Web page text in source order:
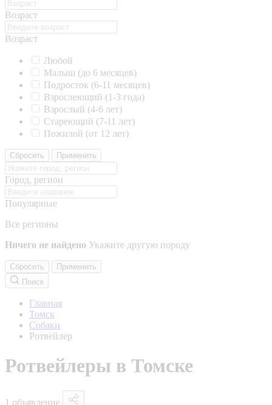
Возраст
Возраст
Любой
Малыш (до 6 месяцев)
Подросток (6-11 месяцев)
Взрослеющий (1-3 года)
Взрослый (4-6 лет)
Стареющий (7-11 лет)
Пожилой (от 12 лет)
Сбросить Применить
Город, регион
Популярные
Все регионы
Ничего не найдено Укажите другую породу
Сбросить
Применить
Поиск
Главная
Томск
Собаки
Ротвейлер
Ротвейлеры в Томске
1 объявление